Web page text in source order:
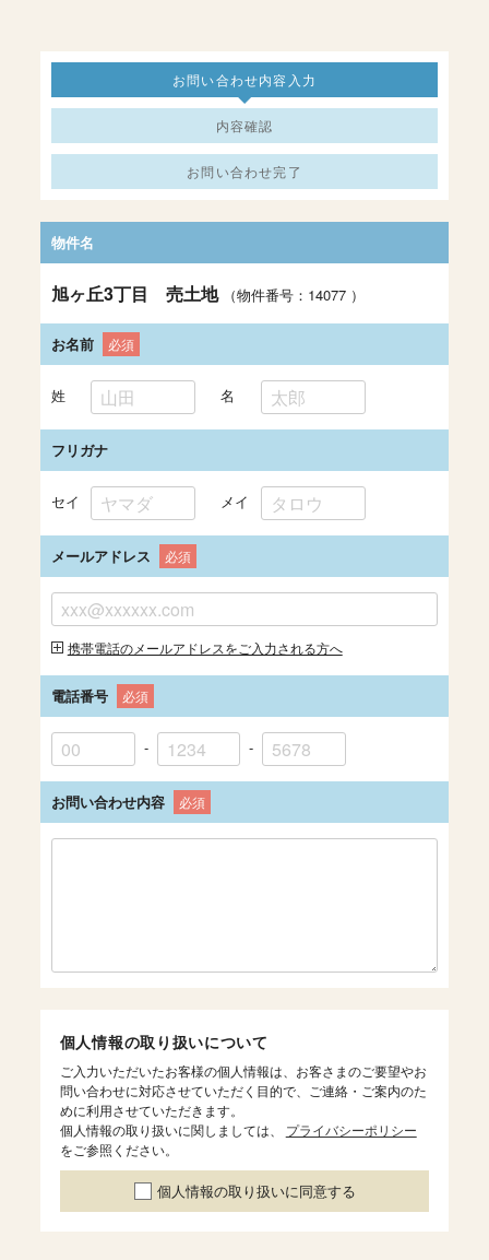
お問い合わせ内容入力
内容確認
お問い合わせ完了
物件名
旭ヶ丘3丁目 売土地 （物件番号：14077 ）
お名前 必須
姓 名
フリガナ
セイ メイ
メールアドレス 必須
携帯電話のメールアドレスをご入力される方へ
電話番号 必須
- -
お問い合わせ内容 必須
個人情報の取り扱いについて
ご入力いただいたお客様の個人情報は、お客さまのご要望やお
問い合わせに対応させていただく目的で、ご連絡・ご案内のた
めに利用させていただきます。
個人情報の取り扱いに関しましては、 プライバシーポリシー
をご参照ください。
個人情報の取り扱いに同意する